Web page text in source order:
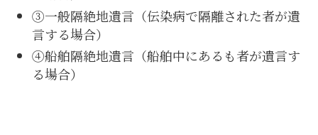
③一般隔絶地遺言（伝染病で隔離された者が遺
言する場合）
④船舶隔絶地遺言（船舶中にあるも者が遺言す
る場合）